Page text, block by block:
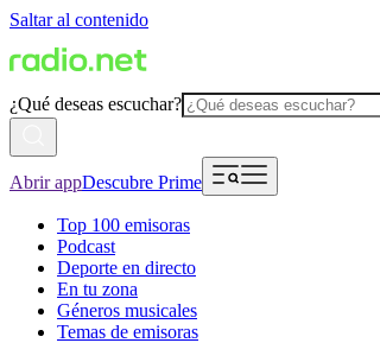
Saltar al contenido
¿Qué deseas escuchar?
Abrir appDescubre Prime
Top 100 emisoras
Podcast
Deporte en directo
En tu zona
Géneros musicales
Temas de emisoras